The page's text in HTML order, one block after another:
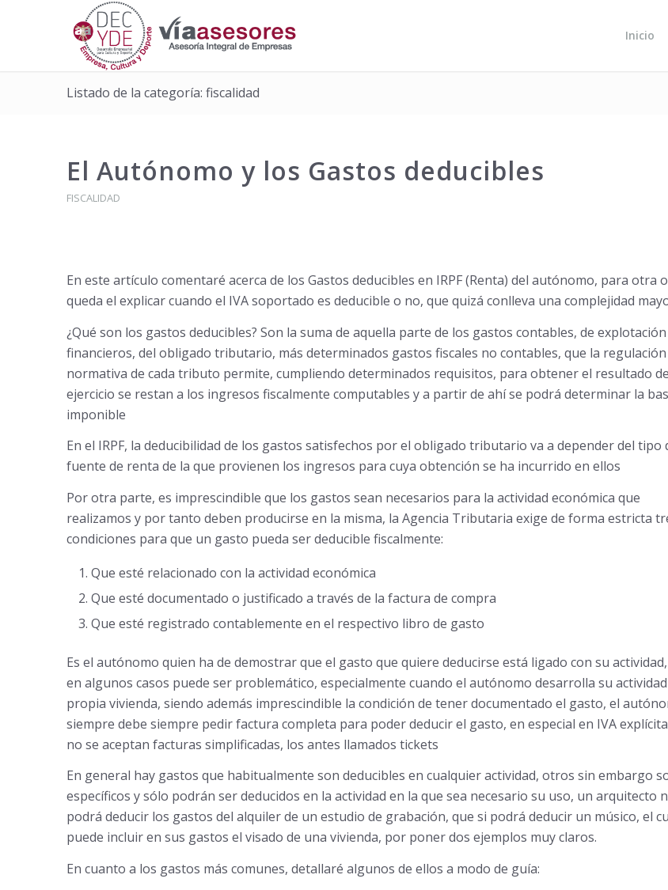
Inicio
Listado de la categoría: fiscalidad
El Autónomo y los Gastos deducibles
FISCALIDAD
En este artículo comentaré acerca de los Gastos deducibles en IRPF (Renta) del autónomo, para otra
queda el explicar cuando el IVA soportado es deducible o no, que quizá conlleva una complejidad
¿Qué son los gastos deducibles? Son la suma de aquella parte de los gastos contables, de
financieros, del obligado tributario, más determinados gastos fiscales no contables, que la regulación
normativa de cada tributo permite, cumpliendo determinados requisitos, para obtener el resultado
ejercicio se restan a los ingresos fiscalmente computables y a partir de ahí se podrá determinar la
imponible
En el IRPF, la deducibilidad de los gastos satisfechos por el obligado tributario va a depender del tipo
fuente de renta de la que provienen los ingresos para cuya obtención se ha incurrido en ellos
Por otra parte, es imprescindible que los gastos sean necesarios para la actividad económica que
realizamos y por tanto deben producirse en la misma, la Agencia Tributaria exige de forma estricta
condiciones para que un gasto pueda ser deducible fiscalmente:
Que esté relacionado con la actividad económica
Que esté documentado o justificado a través de la factura de compra
Que esté registrado contablemente en el respectivo libro de gasto
Es el autónomo quien ha de demostrar que el gasto que quiere deducirse está ligado con su
en algunos casos puede ser problemático, especialmente cuando el autónomo desarrolla su
propia vivienda, siendo además imprescindible la condición de tener documentado el gasto, el
siempre debe siempre pedir factura completa para poder deducir el gasto, en especial en IVA
no se aceptan facturas simplificadas, los antes llamados tickets
En general hay gastos que habitualmente son deducibles en cualquier actividad, otros sin embargo
específicos y sólo podrán ser deducidos en la actividad en la que sea necesario su uso, un arquitecto
podrá deducir los gastos del alquiler de un estudio de grabación, que si podrá deducir un músico, el
puede incluir en sus gastos el visado de una vivienda, por poner dos ejemplos muy claros.
En cuanto a los gastos más comunes, detallaré algunos de ellos a modo de guía: